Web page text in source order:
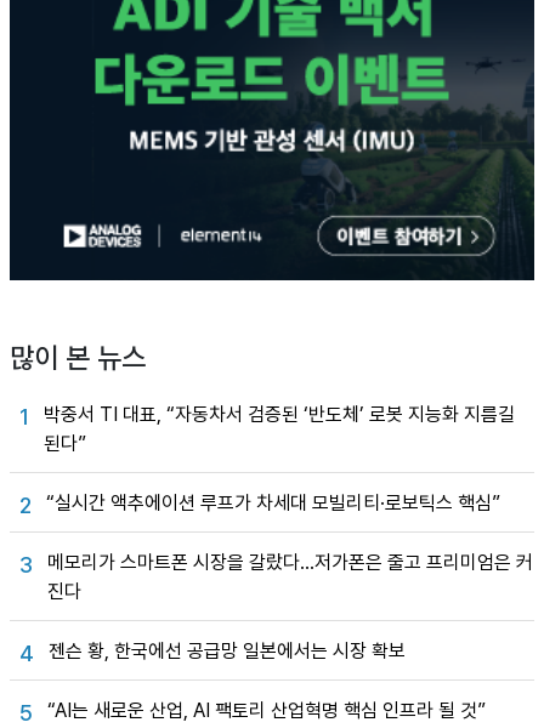
많이 본 뉴스
1
박중서 TI 대표, “자동차서 검증된 ‘반도체’ 로봇 지능화 지름길
된다”
2 “실시간 액추에이션 루프가 차세대 모빌리티·로보틱스 핵심”
3
메모리가 스마트폰 시장을 갈랐다…저가폰은 줄고 프리미엄은 커
진다
4 젠슨 황, 한국에선 공급망 일본에서는 시장 확보
5 “AI는 새로운 산업, AI 팩토리 산업혁명 핵심 인프라 될 것”